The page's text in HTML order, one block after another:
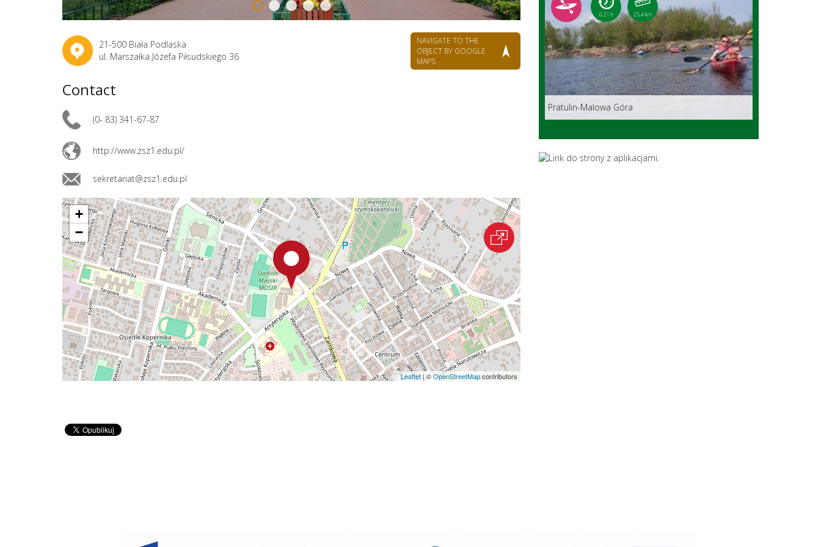
21-500 Biała Podlaska
ul. Marszałka Józefa Piłsudskiego 36
NAVIGATE TO THE
OBJECT BY GOOGLE
MAPS
Contact
(0- 83) 341-67-87
http://www.zsz1.edu.pl/
sekretariat@zsz1.edu.pl
+
−
Leaflet | ©OpenStreetMapcontributors
6:21 h 25.4 km
Pratulin-Malowa Góra